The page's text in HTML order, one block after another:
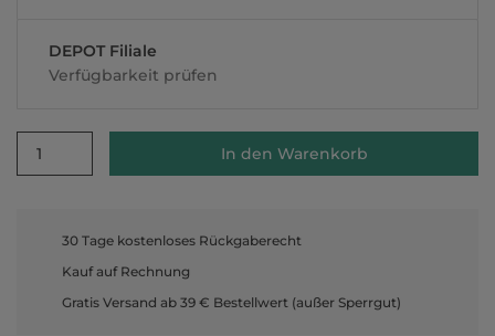
DEPOT Filiale
Verfügbarkeit prüfen
1 In den Warenkorb
30 Tage kostenloses Rückgaberecht
Kauf auf Rechnung
Gratis Versand ab 39 € Bestellwert (außer Sperrgut)